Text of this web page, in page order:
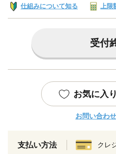
仕組みについて知る 上
受付
お気に入
お問い合わ
支払い方法 クレ